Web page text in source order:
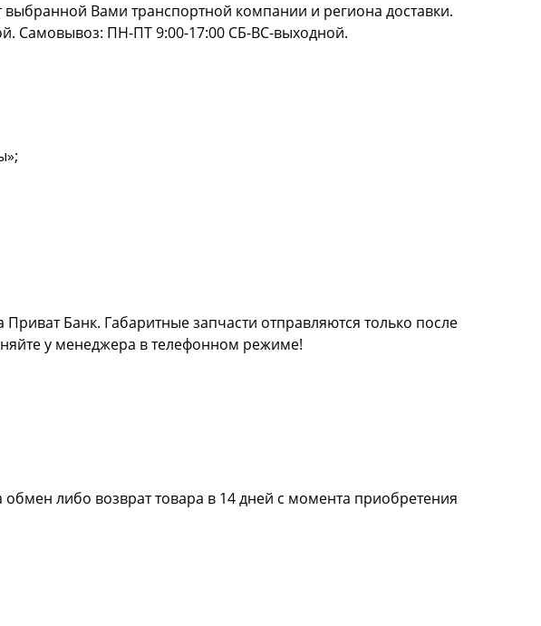
выбранной Вами транспортной компании и региона доставки.
Самовывоз: ПН-ПТ 9:00-17:00 СБ-ВС-выходной.
Банк. Габаритные запчасти отправляются только после
у менеджера в телефонном режиме!
либо возврат товара в 14 дней с момента приобретения